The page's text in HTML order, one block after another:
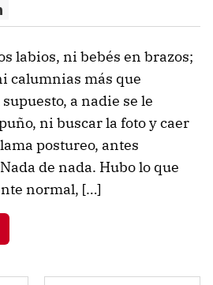
labios, ni bebés en brazos;
calumnias más que
a nadie se le
ni buscar la foto y caer
postureo, antes
de nada. Hubo lo que
normal, […]